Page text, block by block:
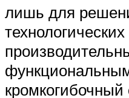
лишь для
кромкогибочный